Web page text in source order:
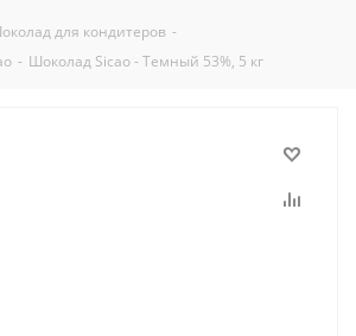
для кондитеров -
- Шоколад Sicao - Темный 53%, 5 кг